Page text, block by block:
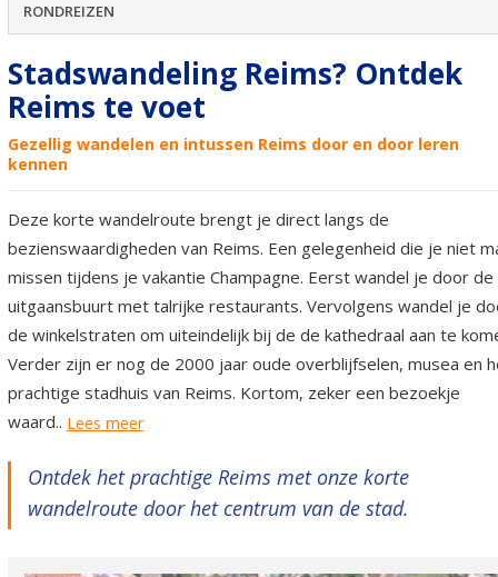
RONDREIZEN
Stadswandeling Reims? Ontdek
Reims te voet
Gezellig wandelen en intussen Reims door en door leren
kennen
Deze korte wandelroute brengt je direct langs de
bezienswaardigheden van Reims. Een gelegenheid die je niet
missen tijdens je vakantie Champagne. Eerst wandel je door de
uitgaansbuurt met talrijke restaurants. Vervolgens wandel je
de winkelstraten om uiteindelijk bij de de kathedraal aan te
Verder zijn er nog de 2000 jaar oude overblijfselen, musea en
prachtige stadhuis van Reims. Kortom, zeker een bezoekje
waard.. Lees meer
Ontdek het prachtige Reims met onze korte
wandelroute door het centrum van de stad.